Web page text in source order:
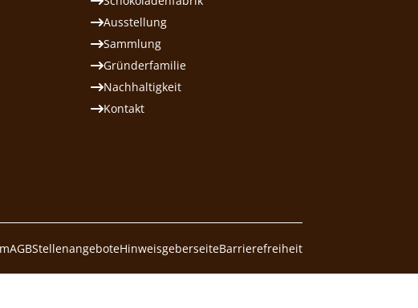
Ausstellung
Sammlung
Gründerfamilie
Nachhaltigkeit
Kontakt
AGBStellenangeboteHinweisgeberseiteBarrierefreiheit